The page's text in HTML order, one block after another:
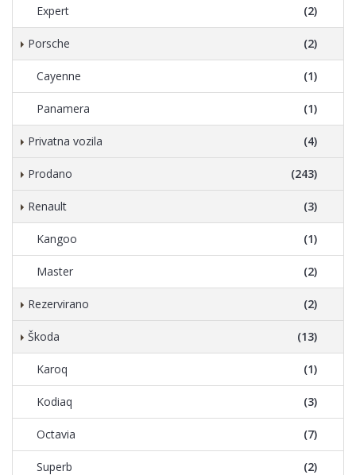
Expert (2)
Porsche (2)
Cayenne (1)
Panamera (1)
Privatna vozila (4)
Prodano (243)
Renault (3)
Kangoo (1)
Master (2)
Rezervirano (2)
Škoda (13)
Karoq (1)
Kodiaq (3)
Octavia (7)
Superb (2)